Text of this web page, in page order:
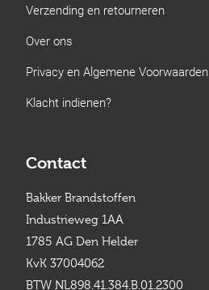
Verzending en retourneren
Over ons
Privacy en Algemene Voorwaarden
Klacht indienen?
Contact
Bakker Brandstoffen
Industrieweg 1AA
1785 AG Den Helder
KvK 37004062
BTW NL898.41.384.B.01.2300